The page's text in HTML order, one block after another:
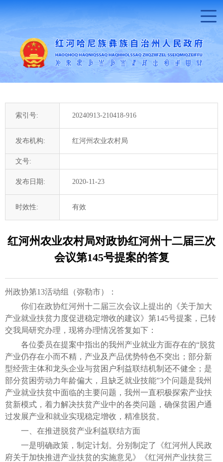
索引号: 20240913-210418-916
发布机构: 红河州农业农村局
文号:
发布日期: 2020-11-23
时效性: 有效
红河州农业农村局对政协红河州十二届三次
会议第145号提案的答复
州政协第13活动组（弥勒市）：
你们在政协红河州十二届三次会议上提出的《关于加大
产业就业扶贫力度促进稳定增收的建议》第145号提案，已转
交我局研究办理，现将办理情况答复如下：
各位委员在提案中指出的我州产业就业方面存在的“脱贫
产业仍存在小而不精，产业及产品优势特色不突出；部分新
型经营主体和龙头企业与贫困户利益联结机制还不健全；是
部分贫困劳动力年龄偏大，且缺乏就业技能”3个问题是我州
产业就业扶贫中面临的主要问题，我州一直积极探索产业扶
贫新模式，着力解决扶贫产业中的各类问题，确保贫困户通
过发展产业和就业实现稳定增收，精准脱贫。
一、在推进脱贫产业利益联结方面
一是明确政策，制定计划。分别制定了《红河州人民政
府关于加快推进产业扶贫的实施意见》《红河州产业扶贫三